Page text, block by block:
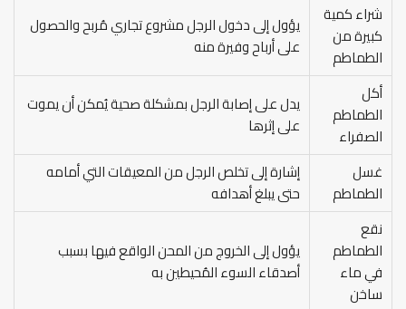
شراء كمية
كبيرة من
الطماطم
يؤول إلى دخول الرجل مشروع تجاري مُربح والحصول
على أرباح وفيرة منه
أكل
الطماطم
الصفراء
يدل على إصابة الرجل بمشكلة صحية يُمكن أن يموت
على إثرها
غسل
الطماطم
إشارة إلى تخلص الرجل من المعيقات التي أمامه
حتى يبلغ أهدافه
نقع
الطماطم
في ماء
ساخن
يؤول إلى الخروج من المحن الواقع فيها بسبب
أصدقاء السوء المُحيطين به